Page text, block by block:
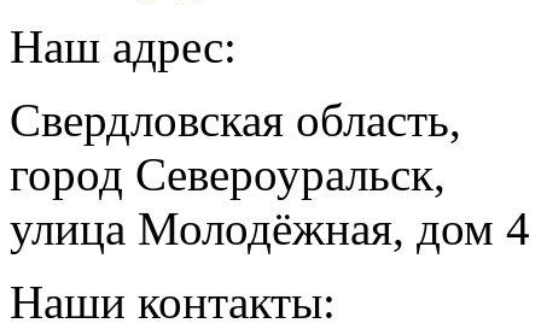
Наш адрес:
Свердловская область,
город Североуральск,
улица Молодёжная, дом 4
Наши контакты: